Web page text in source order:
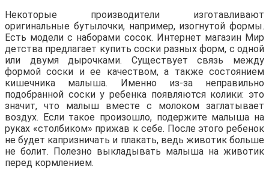
Некоторые производители изготавливают
оригинальные бутылочки, например, изогнутой формы.
Есть модели с наборами сосок. Интернет магазин Мир
детства предлагает купить соски разных форм, с одной
или двумя дырочками. Существует связь между
формой соски и ее качеством, а также состоянием
кишечника малыша. Именно из-за неправильно
подобранной соски у ребенка появляются колики: это
значит, что малыш вместе с молоком заглатывает
воздух. Если такое произошло, подержите малыша на
руках «столбиком» прижав к себе. После этого ребенок
не будет капризничать и плакать, ведь животик больше
не болит. Полезно выкладывать малыша на животик
перед кормлением.